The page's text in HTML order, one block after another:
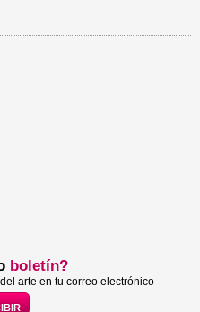
boletín?
arte en tu correo electrónico